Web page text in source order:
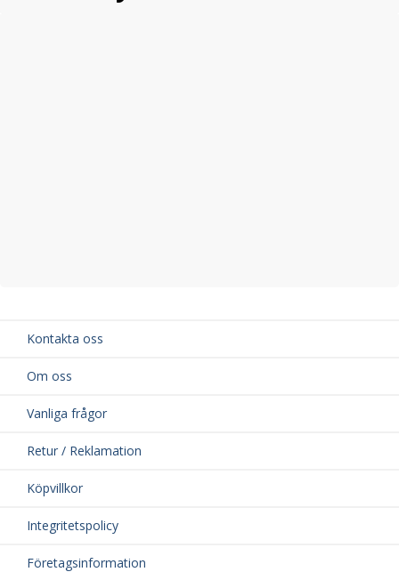
Kontakta oss
Om oss
Vanliga frågor
Retur / Reklamation
Köpvillkor
Integritetspolicy
Företagsinformation